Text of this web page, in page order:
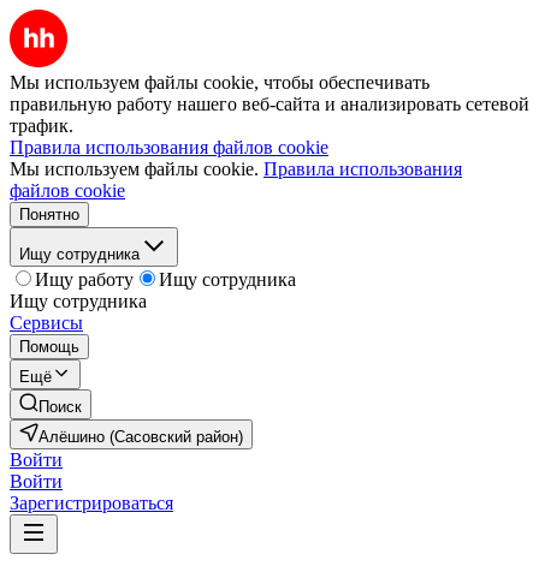
Мы используем файлы cookie, чтобы обеспечивать
правильную работу нашего веб-сайта и анализировать сетевой
трафик.
Правила использования файлов cookie
Мы используем файлы cookie. Правила использования
файлов cookie
Понятно
Ищу сотрудника
Ищу работу
Ищу сотрудника
Ищу сотрудника
Сервисы
Помощь
Ещё
Поиск
Алёшино (Сасовский район)
Войти
Войти
Зарегистрироваться